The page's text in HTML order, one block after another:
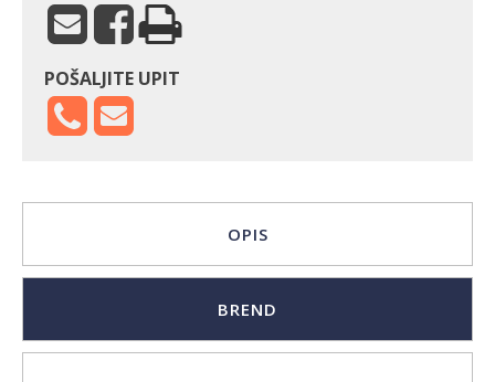
POŠALJITE UPIT
OPIS
BREND